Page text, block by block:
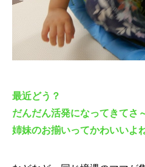
最近どう？
だんだん活発になってきてさ
姉妹のお揃いってかわいいよ